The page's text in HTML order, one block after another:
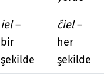
iel–
bir
şekilde
ĉiel–
her
şekilde